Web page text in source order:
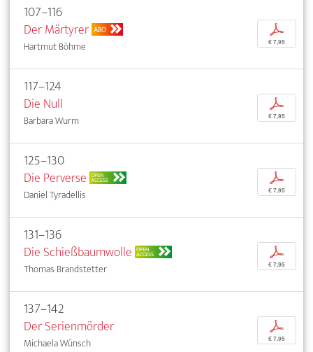
107–116
Der Märtyrer ABO
Hartmut Böhme
p
€ 7,95
117–124
Die Null
Barbara Wurm
p
€ 7,95
125–130
Die Perverse OPEN
ACCESS
Daniel Tyradellis
p
€ 7,95
131–136
Die Schießbaumwolle OPEN
ACCESS
Thomas Brandstetter
p
€ 7,95
137–142
Der Serienmörder
Michaela Wünsch
p
€ 7,95